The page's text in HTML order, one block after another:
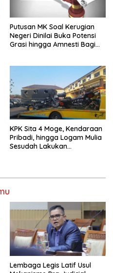
Putusan MK Soal Kerugian
Negeri Dinilai Buka Potensi
Grasi hingga Amnesti Bagi
KPK Sita 4 Moge, Kendaraan
Pribadi, hingga Logam Mulia
Sesudah Lakukan
Lembaga Legis Latif Usul